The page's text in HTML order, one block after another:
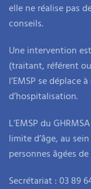
elle ne réalise pas
conseils.
Une intervention
(traitant, référent
l’EMSP se déplace
d’hospitalisation.
L’EMSP du
limite d’âge, au
personnes âgées
Secrétariat : 03 89